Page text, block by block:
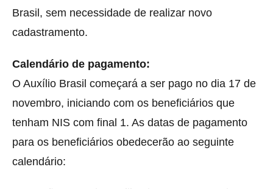
Brasil, sem necessidade de realizar novo
cadastramento.
Calendário de pagamento:
O Auxílio Brasil começará a ser pago no dia 17 de
novembro, iniciando com os beneficiários que
tenham NIS com final 1. As datas de pagamento
para os beneficiários obedecerão ao seguinte
calendário: